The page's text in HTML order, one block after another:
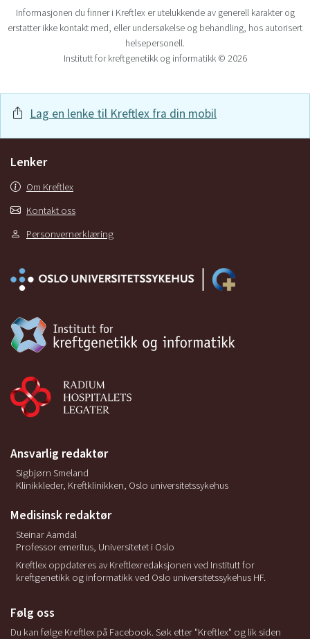
Informasjonen du finner i Kreftlex er utelukkende av generell karakter og
erstatter ikke kontakt med, eller undersøkelse og behandling, hos autorisert
helsepersonell.
Institutt for kreftgenetikk og informatikk © 2026
Lag en lenke til Kreftlex fra din mobil
Lenker
Om Kreftlex
Kontakt oss
Personvernerklæring
Ansvarlig redaktør
Sigbjørn Smeland
Klinikkleder, Kreftklinikken, Oslo universitetssykehus
Medisinsk redaktør
Steinar Aamdal
Professor emeritus, Universitetet i Oslo
Kreftlex oppdateres av Kreftlexredaksjonen ved Institutt for
kreftgenetikk og informatikk ved Oslo universitetssykehus HF.
Følg oss
Du kan følge Kreftlex på Facebook. Søk etter "Kreftlex" og lik siden